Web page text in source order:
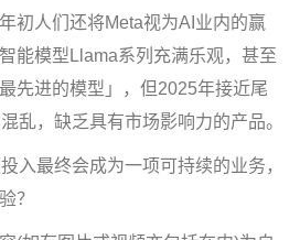
人们还将Meta视为AI业内的赢
能模型Llama系列充满乐观，甚至
先进的模型」，但2025年接近尾
乱，缺乏具有市场影响力的产品。
最终会成为一项可持续的业务，
？